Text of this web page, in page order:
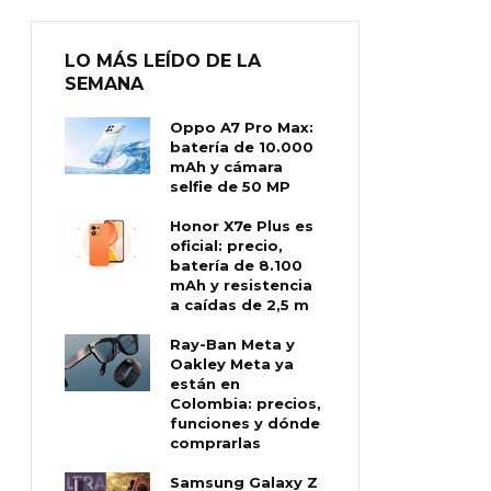
LO MÁS LEÍDO DE LA
SEMANA
Oppo A7 Pro Max:
batería de 10.000
mAh y cámara
selfie de 50 MP
Honor X7e Plus es
oficial: precio,
batería de 8.100
mAh y resistencia
a caídas de 2,5 m
Ray-Ban Meta y
Oakley Meta ya
están en
Colombia: precios,
funciones y dónde
comprarlas
Samsung Galaxy Z